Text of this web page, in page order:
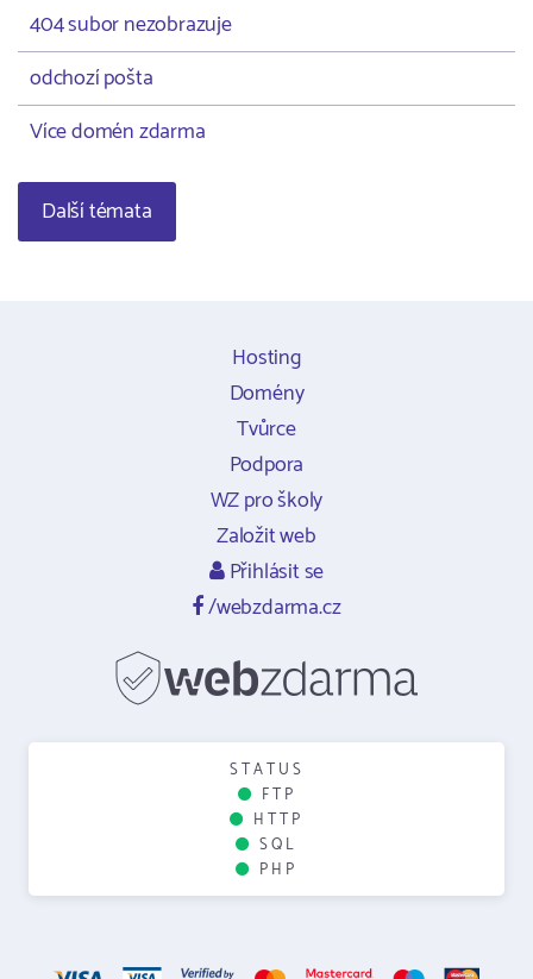
404 subor nezobrazuje
odchozí pošta
Více domén zdarma
Další témata
Hosting
Domény
Tvůrce
Podpora
WZ pro školy
Založit web
Přihlásit se
/webzdarma.cz
STATUS
FTP
HTTP
SQL
PHP